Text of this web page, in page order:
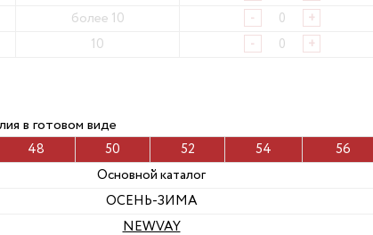
более 10 - +
10 - +
в готовом виде
48 50 52 54
56
Основной каталог
ОСЕНЬ-ЗИМА
NEWVAY